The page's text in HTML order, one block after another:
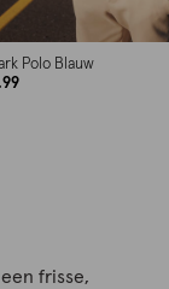
Polo Blauw
frisse,